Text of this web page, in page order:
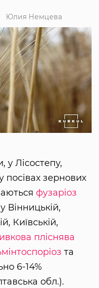
Юлия Немцева
Лісостепу,
посівах зернових
фузаріоз
Вінницькій,
Київській,
пліснява
та
6-14%
обл.).